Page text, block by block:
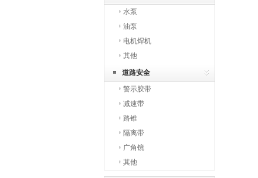
水泵
油泵
电机焊机
其他
道路安全
警示胶带
减速带
路锥
隔离带
广角镜
其他